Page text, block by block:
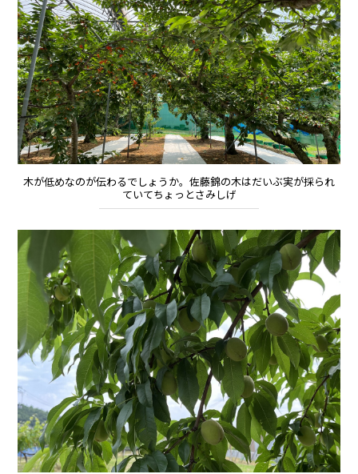
木が低めなのが伝わるでしょうか。佐藤錦の木はだいぶ実が採られ
ていてちょっとさみしげ